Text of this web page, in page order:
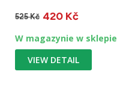
525 Kč 420 Kč
W magazynie w sklepie
VIEW DETAIL